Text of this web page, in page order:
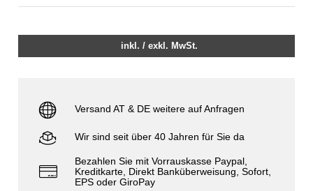
inkl. / exkl. MwSt.
Versand AT & DE weitere auf Anfragen
Wir sind seit über 40 Jahren für Sie da
Bezahlen Sie mit Vorrauskasse Paypal,
Kreditkarte, Direkt Banküberweisung, Sofort,
EPS oder GiroPay